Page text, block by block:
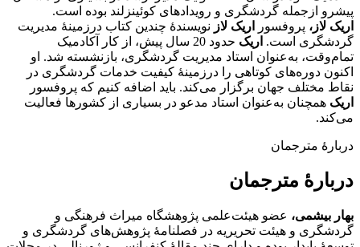
پیشرو ازجمله گردشگری و رویدادهای کوئینزلند بوده است.
اریک لاز، پروفسور اریک لاز نویسندۀ چندین کتاب درزمینۀ مدیریت
گردشگری است. اریک
حدود 20 سال پیش، از کار آکادمیک
تمام‌وقت، به‌عنوان استاد مدیریت گردشگری، بازنشسته شد. او
اکنون دوره‌های کوتاهی را درزمینۀ کیفیت خدمات گردشگری در
نقاط مختلف جهان برگزار می‌کند. باید اضافه کنیم که پروفسور
اریک همچنان به‌عنوان استاد مدعو در بسیاری از کشورها فعالیت
می‌کند.
دربارۀ مترجمان
دربارۀ مترجمان
بهار بیشمی، عضو هیئت‌علمی پژوهشگاه میراث فرهنگی و
گردشگری و هیئت تحریریه در فصلنامۀ پژوهش‌های گردشگری و